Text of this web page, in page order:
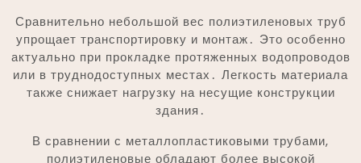
Сравнительно небольшой вес полиэтиленовых труб
упрощает транспортировку и монтаж․ Это особенно
актуально при прокладке протяженных водопроводов
или в труднодоступных местах․ Легкость материала
также снижает нагрузку на несущие конструкции
здания․
В сравнении с металлопластиковыми трубами,
полиэтиленовые обладают более высокой